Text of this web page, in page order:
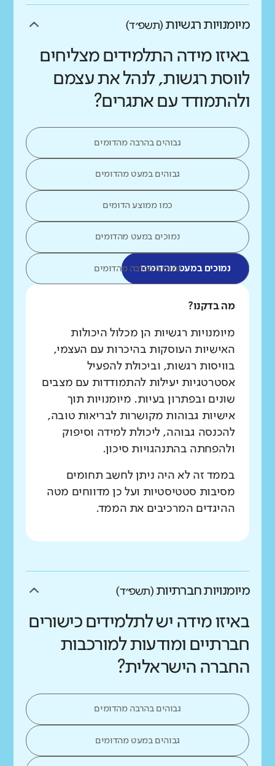
מיומנויות רגשיות (תשפ״ד)
באיזו מידה התלמידים מצליחים
לווסת רגשות, לנהל את עצמם
ולהתמודד עם אתגרים?
גבוהים בהרבה מהדומים
גבוהים במעט מהדומים
כמו ממוצע הדומים
נמוכים במעט מהדומים
נמוכים במעט מהדומיםנמוכים בהרבה מהדומים
מה בדקנו?
מיומנויות רגשיות הן מכלול היכולות
האישיות העוסקות בהיכרות עם העצמי,
בוויסות רגשות, וביכולת להפעיל
אסטרטגיות יעילות להתמודדות עם מצבים
שונים ובפתרון בעיות. מיומנויות תוך
אישיות גבוהות מקושרות לבריאות טובה,
להכנסה גבוהה, ליכולת למידה וסיפוק
ולהפחתה בהתנהגויות סיכון.
בממד זה לא היה ניתן לחשב תחומים
מסיבות סטטיסטיות ועל כן מדווחים מטה
ההיגדים המרכיבים את הממד.
מיומנויות חברתיות (תשפ״ד)
באיזו מידה יש לתלמידים כישורים
חברתיים ומודעות למורכבות
החברה הישראלית?
גבוהים בהרבה מהדומים
גבוהים במעט מהדומים